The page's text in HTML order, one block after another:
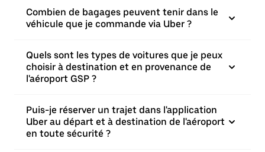
Combien de bagages peuvent tenir dans le
véhicule que je commande via Uber ?
Quels sont les types de voitures que je peux
choisir à destination et en provenance de
l'aéroport GSP ?
Puis-je réserver un trajet dans l'application
Uber au départ et à destination de l'aéroport
en toute sécurité ?